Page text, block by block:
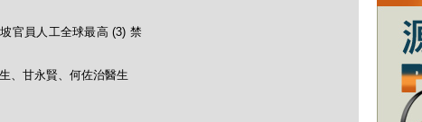
官員人工全球最高 (3) 禁
、甘永賢、何佐治醫生